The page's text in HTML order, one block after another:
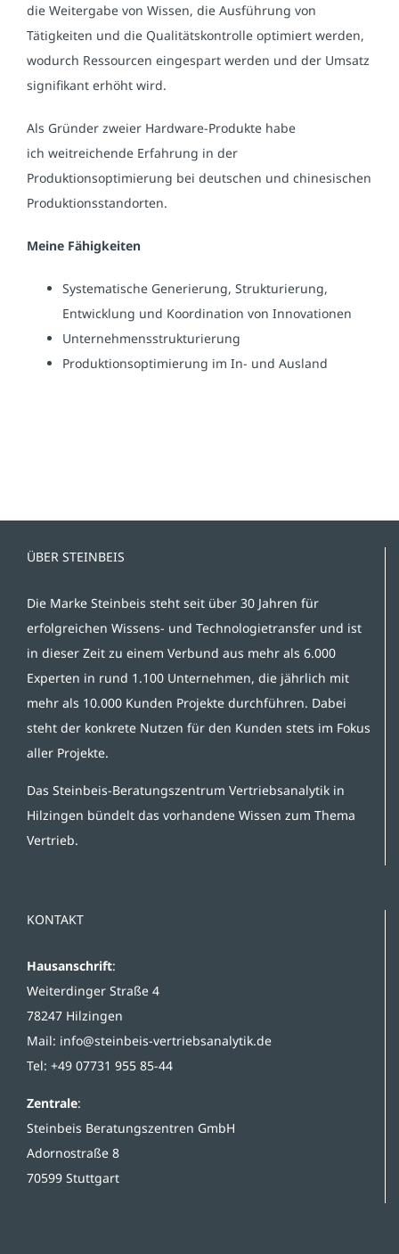
die Weitergabe von Wissen, die Ausführung von
Tätigkeiten und die Qualitätskontrolle optimiert werden,
wodurch Ressourcen eingespart werden und der Umsatz
signifikant erhöht wird.
Als Gründer zweier Hardware-Produkte habe
ich weitreichende Erfahrung in der
Produktionsoptimierung bei deutschen und chinesischen
Produktionsstandorten.
Meine Fähigkeiten
Systematische Generierung, Strukturierung,
Entwicklung und Koordination von Innovationen
Unternehmensstrukturierung
Produktionsoptimierung im In- und Ausland
ÜBER STEINBEIS
Die Marke Steinbeis steht seit über 30 Jahren für
erfolgreichen Wissens- und Technologietransfer und ist
in dieser Zeit zu einem Verbund aus mehr als 6.000
Experten in rund 1.100 Unternehmen, die jährlich mit
mehr als 10.000 Kunden Projekte durchführen. Dabei
steht der konkrete Nutzen für den Kunden stets im Fokus
aller Projekte.
Das Steinbeis-Beratungszentrum Vertriebsanalytik in
Hilzingen bündelt das vorhandene Wissen zum Thema
Vertrieb.
KONTAKT
Hausanschrift:
Weiterdinger Straße 4
78247 Hilzingen
Mail: info@steinbeis-vertriebsanalytik.de
Tel: +49 07731 955 85-44
Zentrale:
Steinbeis Beratungszentren GmbH
Adornostraße 8
70599 Stuttgart